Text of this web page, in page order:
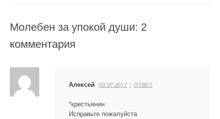
и
г
а
и
Молебен за упокой души: 2
комментария
Алексей 03.07.2017 ОТВЕТ
*крестьянин
Исправьте пожалуйста